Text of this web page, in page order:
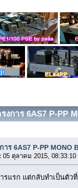
การ 6AS7 P-PP
าร 6AS7 P-PP MONO
05 ตุลาคม 2015, 08:33:10
รแรก แต่กลับทำเป็นตัว